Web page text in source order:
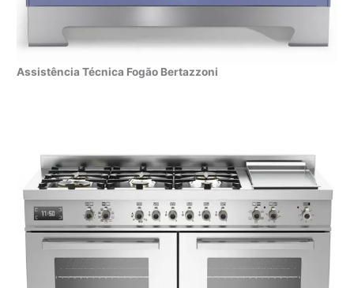
Assistência Técnica Fogão Bertazzoni